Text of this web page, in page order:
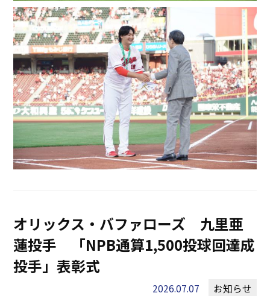
オリックス・バファローズ 九里亜
蓮投手 「NPB通算1,500投球回達成
投手」表彰式
2026.07.07 お知らせ